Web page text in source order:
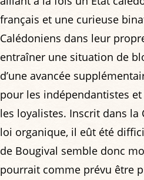
français et une curieuse
Calédoniens dans leur
entraîner une situation de
d’une avancée
pour les indépendantistes
les loyalistes. Inscrit dans
loi organique, il eût été
de Bougival semble donc
pourrait comme prévu être